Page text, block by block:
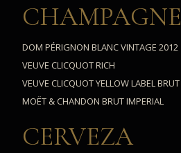
CHAMPAGNE
DOM PÉRIGNON BLANC VINTAGE 2012
VEUVE CLICQUOT RICH
VEUVE CLICQUOT YELLOW LABEL BRUT
MOËT & CHANDON BRUT IMPERIAL
CERVEZA